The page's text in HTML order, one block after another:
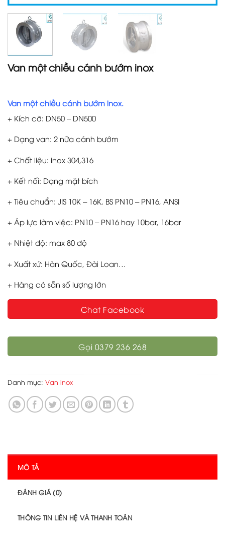
Van một chiều cánh bướm inox
Van một chiều cánh bướm inox.
+ Kích cỡ: DN50 – DN500
+ Dạng van: 2 nữa cánh bướm
+ Chất liệu: inox 304,316
+ Kết nối: Dạng mặt bích
+ Tiêu chuẩn: JIS 10K – 16K, BS PN10 – PN16, ANSI
+ Áp lực làm việc: PN10 – PN16 hay 10bar, 16bar
+ Nhiệt độ: max 80 độ
+ Xuất xứ: Hàn Quốc, Đài Loan…
+ Hàng có sẵn số lượng lớn
Chat Facebook
Gọi 0379 236 268
Danh mục: Van inox
MÔ TẢ
ĐÁNH GIÁ (0)
THÔNG TIN LIÊN HỆ VÀ THANH TOÁN